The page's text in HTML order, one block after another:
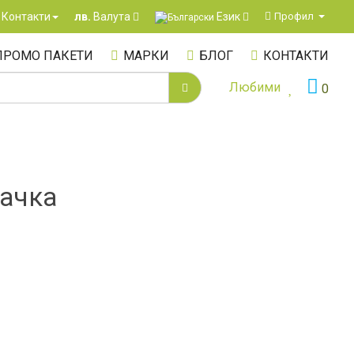
Контакти лв. Валута Език Профил
ПАКЕТИ МАРКИ БЛОГ КОНТАКТИ
0
Любими